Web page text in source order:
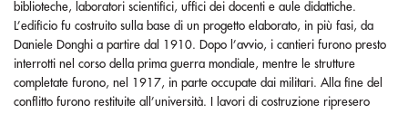
biblioteche, laboratori scientifici, uffici dei docenti e aule didattiche.
L’edificio fu costruito sulla base di un progetto elaborato, in più fasi, da
Daniele Donghi a partire dal 1910. Dopo l’avvio, i cantieri furono presto
interrotti nel corso della prima guerra mondiale, mentre le strutture
completate furono, nel 1917, in parte occupate dai militari. Alla fine del
conflitto furono restituite all’università. I lavori di costruzione ripresero